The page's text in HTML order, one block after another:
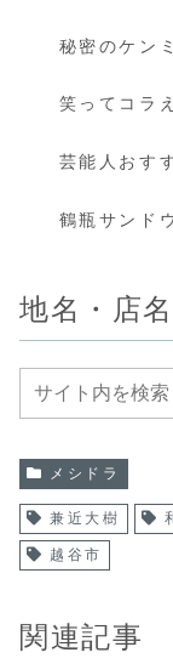
秘密のケン
笑ってコラ
芸能人おす
鶴瓶サンド
地名・店
メシドラ
兼近大樹
越谷市
関連記事